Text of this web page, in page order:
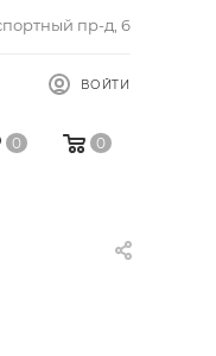
пр-д, 6
ВОЙТИ
0 0